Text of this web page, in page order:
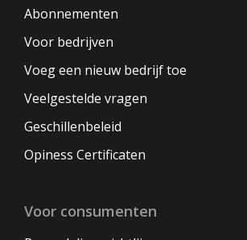
Abonnementen
Voor bedrijven
Voeg een nieuw bedrijf toe
Veelgestelde vragen
Geschillenbeleid
Opiness Certificaten
Voor consumenten